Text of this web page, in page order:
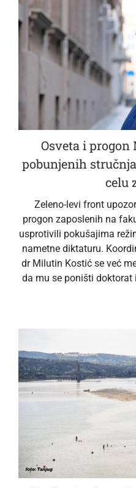
Osveta i
pobunjenih
celu
Zeleno-levi front
progon zaposlenih na
usprotivili pokušajima
nametne diktaturu.
dr Milutin Kostić se već
da mu se poništi doktorat